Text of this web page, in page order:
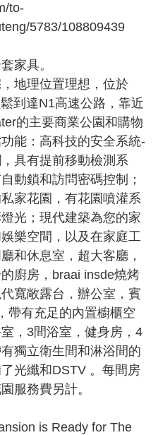
to-
5783/108809439
家具。
地理位置理想，位於
到達N1高速公路，靠近
的主要商業公園和購物
能：高科技的安全系統-
具有提前移動檢測系
動鎖和訪問密碼控制；
家花園，有花園噴灌系
光；現代建築為您的家
樂空間，以及在家庭工
和休息室，超大客廳，
廚房，braai insde燒烤
寬敞露台，辦公室，賓
帶有充足的內置櫥櫃空
，3間浴室，健身房，4
獨立衛生間和淋浴間的
光纖和DSTV 。每間房
服務費另計。
is Ready for The